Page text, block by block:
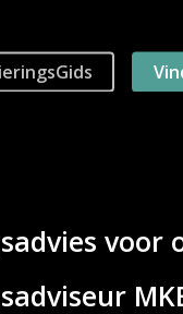
voor